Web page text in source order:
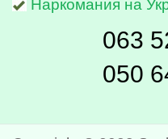
Наркомания на
063
050